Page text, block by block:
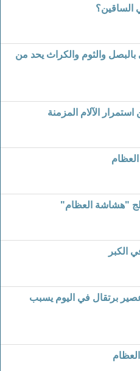
الساقين؟
والثوم والكراث يحد من
الآلام المزمنة
"هشاشة العظام"
الكبر
برتقال في اليوم يسبب